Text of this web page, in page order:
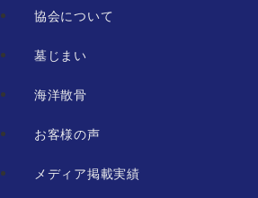
協会について
墓じまい
海洋散骨
お客様の声
メディア掲載実績